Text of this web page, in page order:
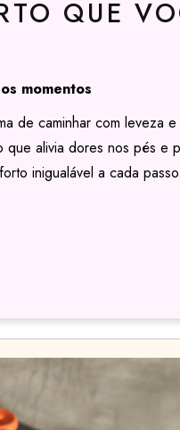
QUE
momentos
de caminhar com leveza e
que alivia dores nos pés e
inigualável a cada passo.